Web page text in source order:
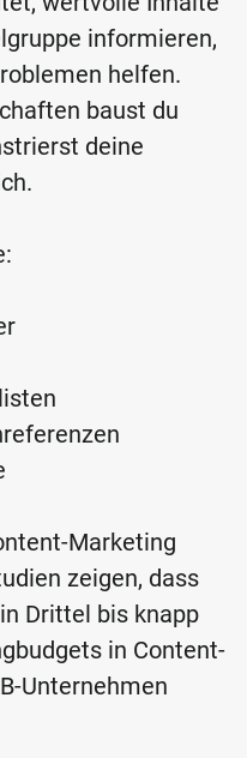
informieren,
helfen.
baust du
deine
Marketing
zeigen, dass
Drittel bis knapp
in Content-
Unternehmen